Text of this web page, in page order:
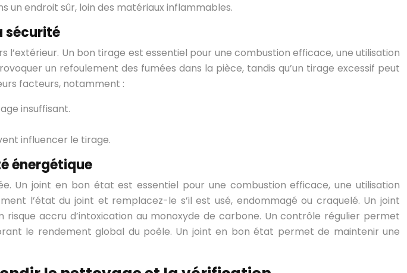
un endroit sûr, loin des matériaux inflammables.
sécurité
Un bon tirage est essentiel pour une combustion efficace, une utilisation
un refoulement des fumées dans la pièce, tandis qu’un tirage excessif peut
facteurs, notamment :
insuffisant.
influencer le tirage.
énergétique
Un joint en bon état est essentiel pour une combustion efficace, une utilisation
l’état du joint et remplacez-le s’il est usé, endommagé ou craquelé. Un joint
accru d’intoxication au monoxyde de carbone. Un contrôle régulier permet
le rendement global du poêle. Un joint en bon état permet de maintenir une